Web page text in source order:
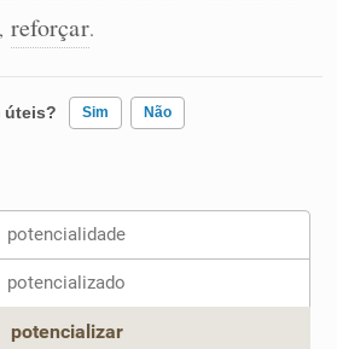
reforçar.
úteis? Sim Não
apresentados me ajudou
potencialidade
potencializado
potencializar